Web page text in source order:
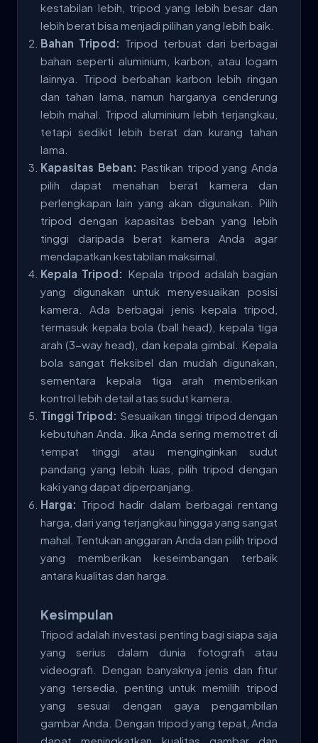
kestabilan lebih, tripod yang lebih besar dan
lebih berat bisa menjadi pilihan yang lebih baik.
Bahan Tripod: Tripod terbuat dari berbagai
bahan seperti aluminium, karbon, atau logam
lainnya. Tripod berbahan karbon lebih ringan
dan tahan lama, namun harganya cenderung
lebih mahal. Tripod aluminium lebih terjangkau,
tetapi sedikit lebih berat dan kurang tahan
lama.
Kapasitas Beban: Pastikan tripod yang Anda
pilih dapat menahan berat kamera dan
perlengkapan lain yang akan digunakan. Pilih
tripod dengan kapasitas beban yang lebih
tinggi daripada berat kamera Anda agar
mendapatkan kestabilan maksimal.
Kepala Tripod: Kepala tripod adalah bagian
yang digunakan untuk menyesuaikan posisi
kamera. Ada berbagai jenis kepala tripod,
termasuk kepala bola (ball head), kepala tiga
arah (3-way head), dan kepala gimbal. Kepala
bola sangat fleksibel dan mudah digunakan,
sementara kepala tiga arah memberikan
kontrol lebih detail atas sudut kamera.
Tinggi Tripod: Sesuaikan tinggi tripod dengan
kebutuhan Anda. Jika Anda sering memotret di
tempat tinggi atau menginginkan sudut
pandang yang lebih luas, pilih tripod dengan
kaki yang dapat diperpanjang.
Harga: Tripod hadir dalam berbagai rentang
harga, dari yang terjangkau hingga yang sangat
mahal. Tentukan anggaran Anda dan pilih tripod
yang memberikan keseimbangan terbaik
antara kualitas dan harga.
Kesimpulan
Tripod adalah investasi penting bagi siapa saja
yang serius dalam dunia fotografi atau
videografi. Dengan banyaknya jenis dan fitur
yang tersedia, penting untuk memilih tripod
yang sesuai dengan gaya pengambilan
gambar Anda. Dengan tripod yang tepat, Anda